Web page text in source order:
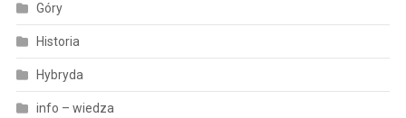
Góry
Historia
Hybryda
info – wiedza